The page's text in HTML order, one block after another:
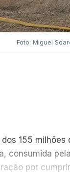
Foto: Miguel
155
consumida
por